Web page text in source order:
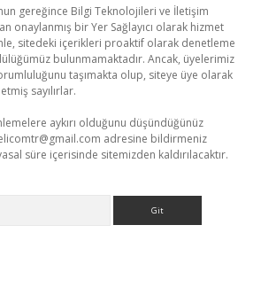
gereğince Bilgi Teknolojileri ve İletişim
onaylanmış bir Yer Sağlayıcı olarak hizmet
sitedeki içerikleri proaktif olarak denetleme
bulunmamaktadır. Ancak, üyelerimiz
taşımakta olup, siteye üye olarak
sayılırlar.
aykırı olduğunu düşündüğünüz
adresine bildirmeniz
süre içerisinde sitemizden kaldırılacaktır.